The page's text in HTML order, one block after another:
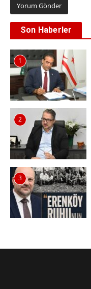
Son Haberler
1
2
3